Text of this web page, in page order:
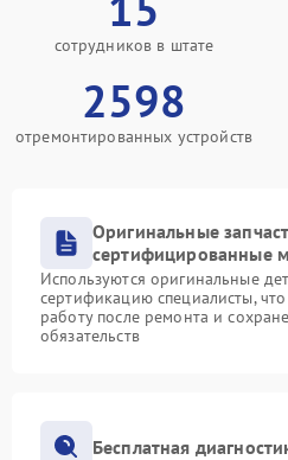
сотрудников в штате
2598
отремонтированных устройств
Оригинальные
сертифицированные
Используются оригинальные
сертификацию специалисты,
работу после ремонта и
обязательств
Бесплатная